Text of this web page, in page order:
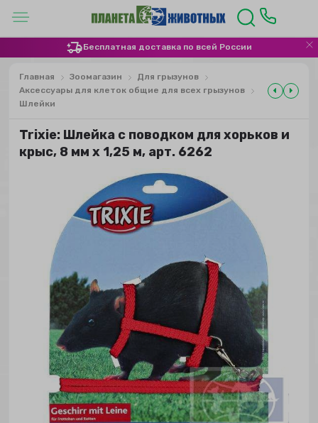
Бесплатная доставка по всей России
Главная Зоомагазин
Для грызунов
Аксессуары для клеток общие для всех грызунов
Шлейки
Trixie: Шлейка с поводком для хорьков и
крыс, 8 мм х 1,25 м, арт. 6262